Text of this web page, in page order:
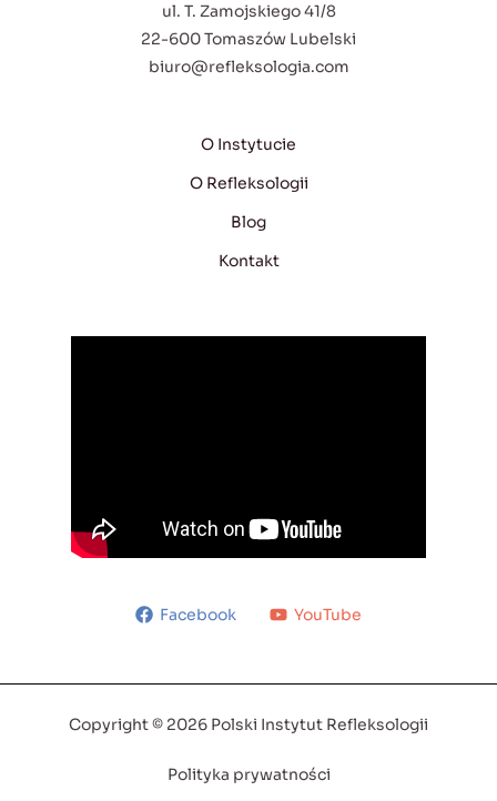
ul. T. Zamojskiego 41/8
22-600 Tomaszów Lubelski
biuro@refleksologia.com
O Instytucie
O Refleksologii
Blog
Kontakt
Facebook YouTube
Copyright © 2026 Polski Instytut Refleksologii
Polityka prywatności